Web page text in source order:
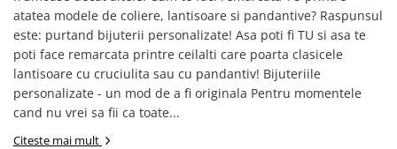
atatea modele de coliere, lantisoare si pandantive? Raspunsul
este: purtand bijuterii personalizate! Asa poti fi TU si asa te
poti face remarcata printre ceilalti care poarta clasicele
lantisoare cu cruciulita sau cu pandantiv! Bijuteriile
personalizate - un mod de a fi originala Pentru momentele
cand nu vrei sa fii ca toate...
Citeste mai mult